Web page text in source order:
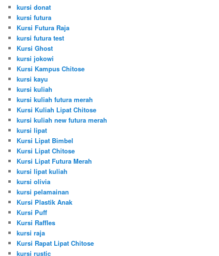
kursi donat
kursi futura
Kursi Futura Raja
kursi futura test
Kursi Ghost
kursi jokowi
Kursi Kampus Chitose
kursi kayu
kursi kuliah
kursi kuliah futura merah
Kursi Kuliah Lipat Chitose
kursi kuliah new futura merah
kursi lipat
Kursi Lipat Bimbel
Kursi Lipat Chitose
Kursi Lipat Futura Merah
kursi lipat kuliah
kursi olivia
kursi pelamainan
Kursi Plastik Anak
Kursi Puff
Kursi Raffles
kursi raja
Kursi Rapat Lipat Chitose
kursi rustic